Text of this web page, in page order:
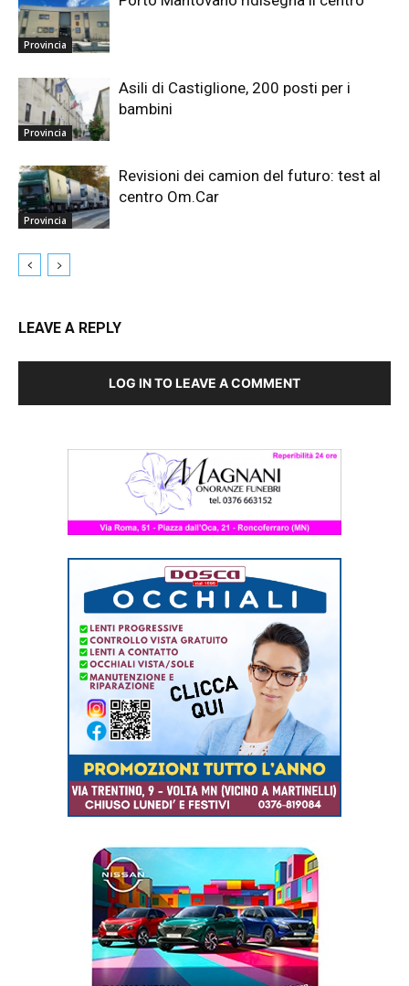
Provincia
Provincia
Asili di Castiglione, 200 posti per i
bambini
Provincia
Revisioni dei camion del futuro: test al
centro Om.Car
LEAVE A REPLY
LOG IN TO LEAVE A COMMENT